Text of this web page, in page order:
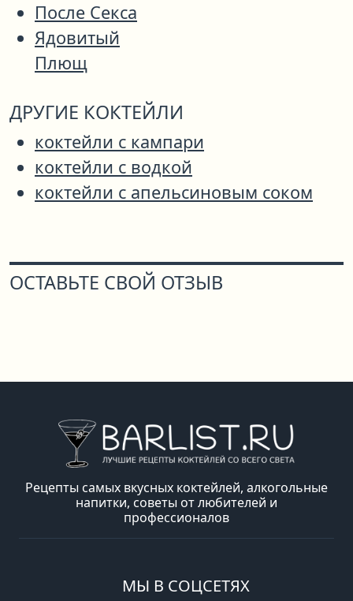
После Секса
Ядовитый
Плющ
ДРУГИЕ КОКТЕЙЛИ
коктейли с кампари
коктейли с водкой
коктейли с апельсиновым соком
ОСТАВЬТЕ СВОЙ ОТЗЫВ
Рецепты самых вкусных коктейлей, алкогольные
напитки, советы от любителей и
профессионалов
МЫ В СОЦСЕТЯХ